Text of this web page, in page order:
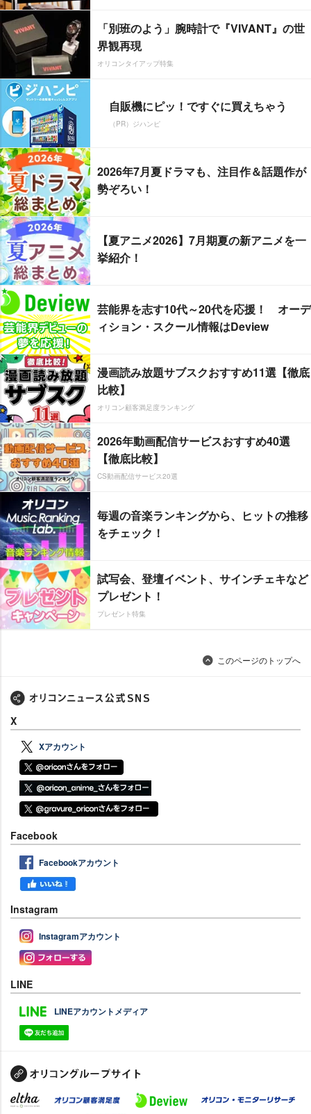
「別班のよう」腕時計で『VIVANT』の世
界観再現
オリコンタイアップ特集
自販機にピッ！ですぐに買えちゃう
（PR）ジハンピ
2026年7月夏ドラマも、注目作＆話題作が
勢ぞろい！
【夏アニメ2026】7月期夏の新アニメを一
挙紹介！
芸能界を志す10代～20代を応援！ オーデ
ィション・スクール情報はDeview
漫画読み放題サブスクおすすめ11選【徹底
比較】
オリコン顧客満足度ランキング
2026年動画配信サービスおすすめ40選
【徹底比較】
CS動画配信サービス20選
毎週の音楽ランキングから、ヒットの推移
をチェック！
試写会、登壇イベント、サインチェキなど
プレゼント！
プレゼント特集
このページのトップへ
X
Xアカウント
Facebook
Facebookアカウント
Instagram
Instagramアカウント
LINE
LINEアカウントメディア